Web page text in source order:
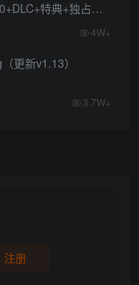
特典+独占内
4W+
更新v1.13）
3.7W+
注册